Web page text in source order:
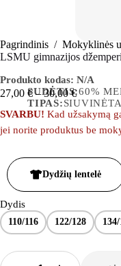
Pagrindinis / Mokyklinės
LSMU gimnazijos
Produkto kodas: N/A
SUDĖTIS:60%
TIPAS:
27,00 € – 30,00€
SVARBU! Kad užsakymą
jei norite produktus be
Dydžių lentelė
Dydis
110/116 122/128